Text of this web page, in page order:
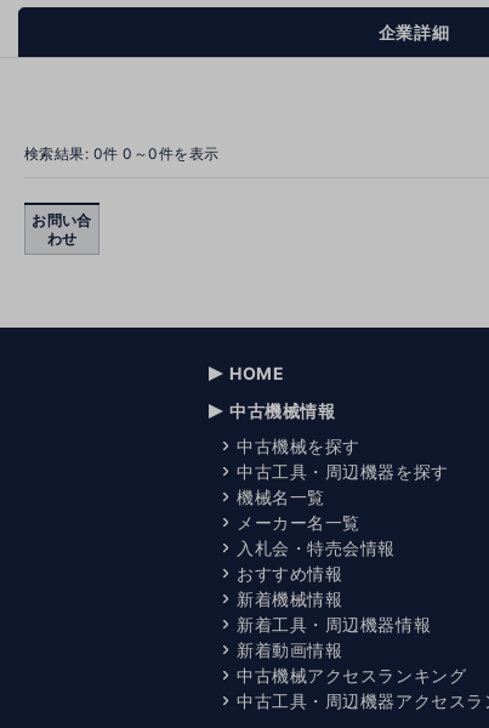
企業詳細
検索結果: 0件 0～0件を表示
お問い合
わせ
HOME
中古機械情報
中古機械を探す
中古工具・周辺機器を探す
機械名一覧
メーカー名一覧
入札会・特売会情報
おすすめ情報
新着機械情報
新着工具・周辺機器情報
新着動画情報
中古機械アクセスランキング
中古工具・周辺機器アクセスラ